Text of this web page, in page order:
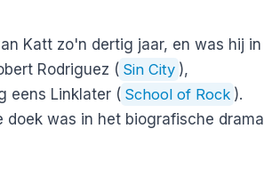
Katt zo'n dertig jaar, en was hij in
Rodriguez ( Sin City ),
eens Linklater ( School of Rock ).
was in het biografische drama